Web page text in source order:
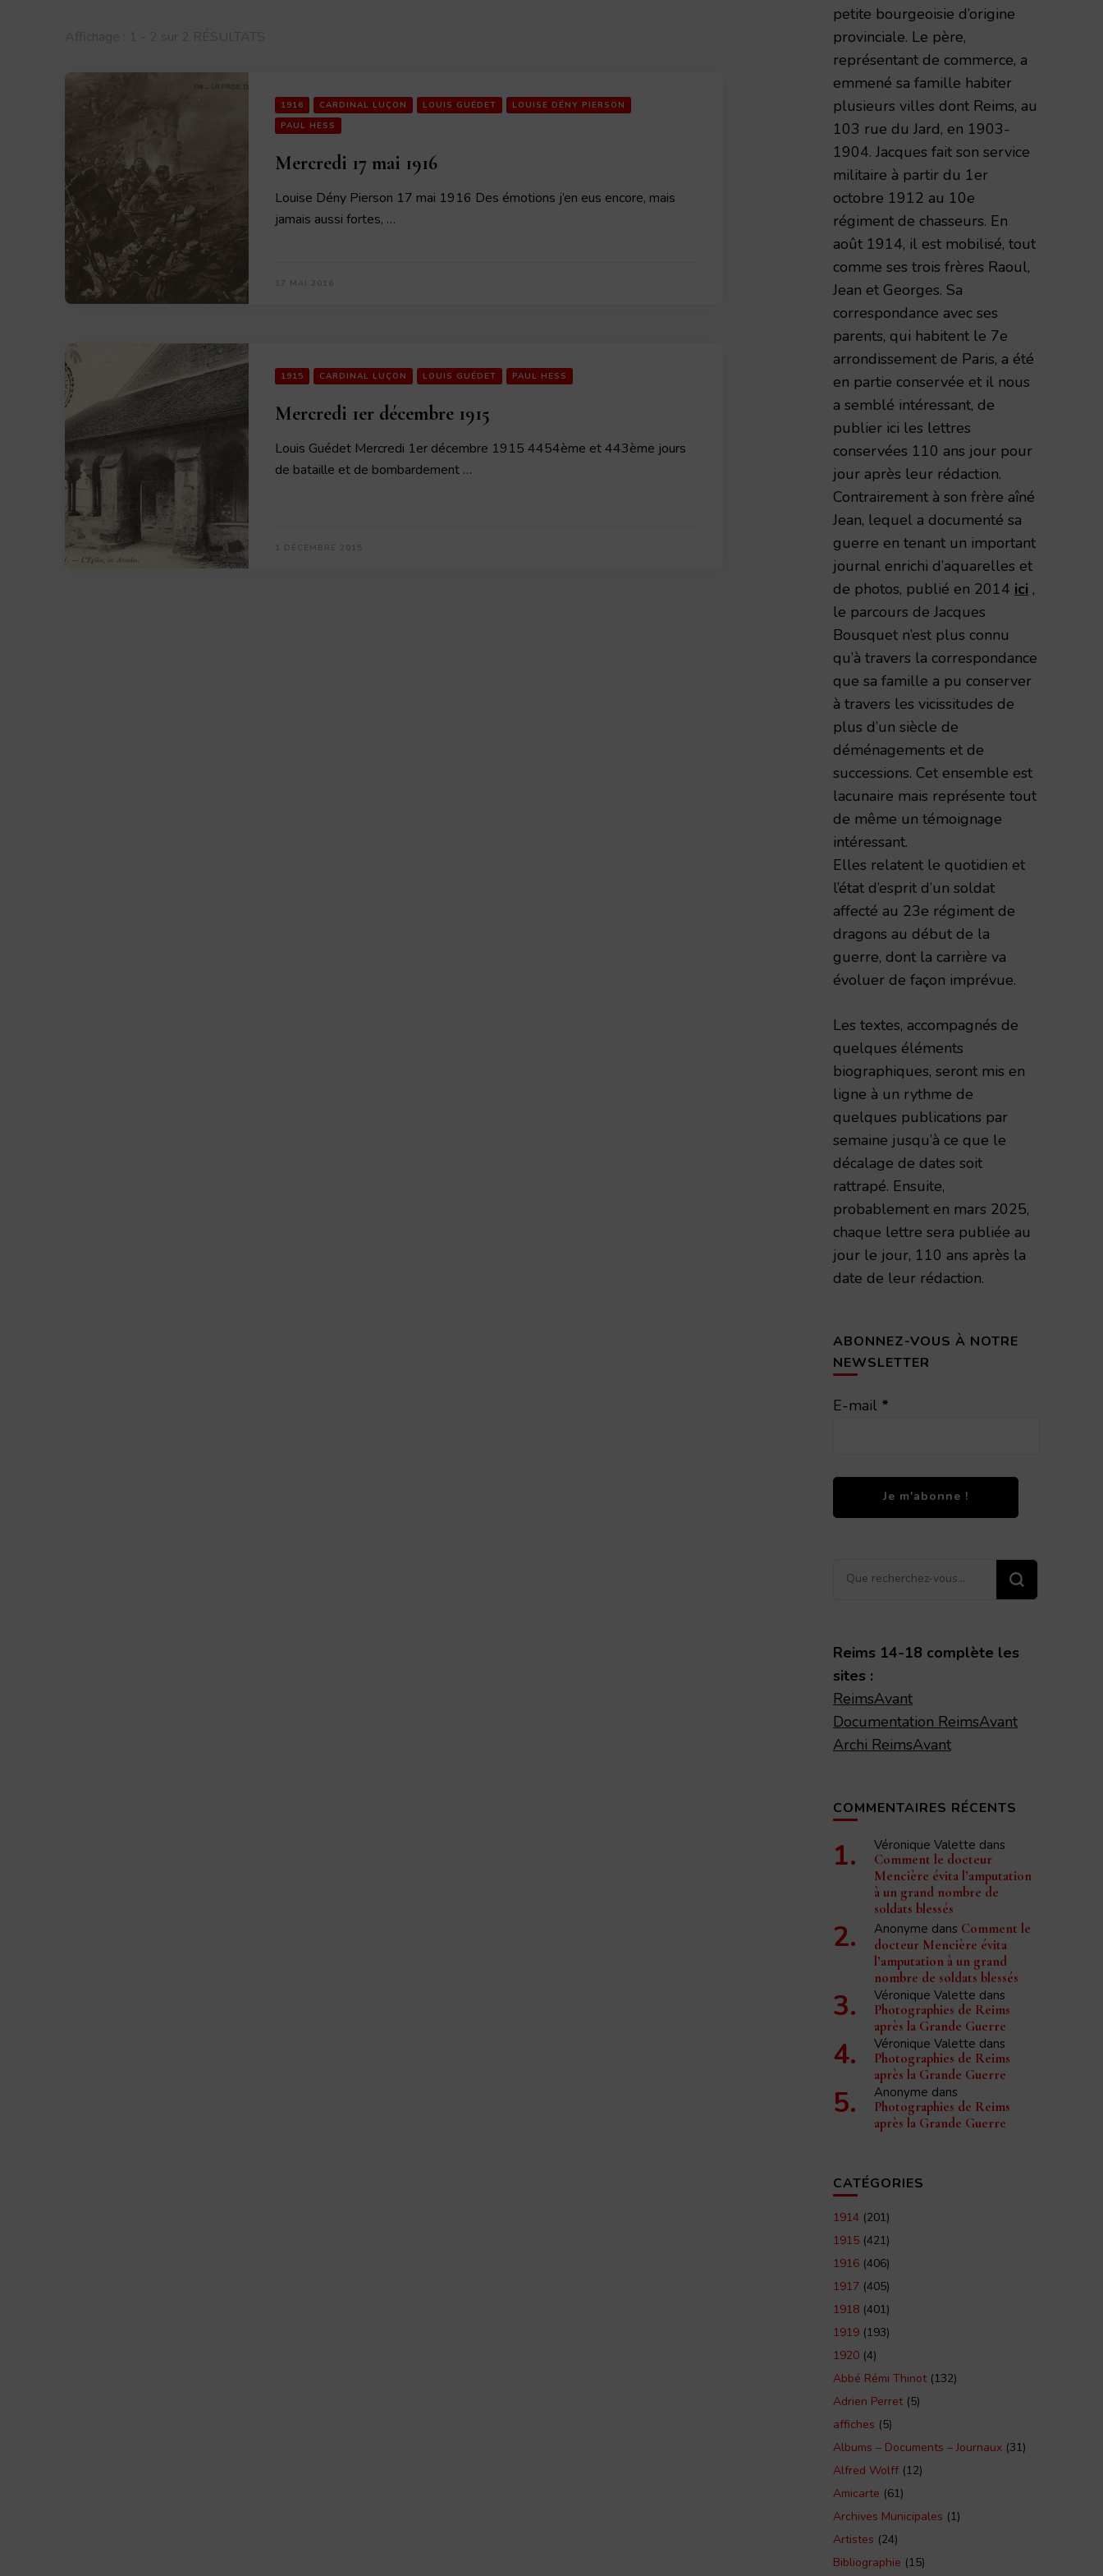
1916 CARDINAL LUÇON LOUIS GUÉDET
LOUISE DÉNY PIERSON
PAUL HESS
Mercredi 17 mai 1916
Louise Dény Pierson 17 mai 1916 Des émotions j’en eus encore, mais
jamais aussi fortes, …
1915 CARDINAL LUÇON LOUIS GUÉDET PAUL HESS
Mercredi 1er décembre 1915
Louis Guédet Mercredi 1er décembre 1915 4454ème et 443ème jours
de bataille et de bombardement …
petite bourgeoisie d’origine
provinciale. Le père,
représentant de commerce, a
emmené sa famille habiter
plusieurs villes dont Reims, au
103 rue du Jard, en 1903-
1904. Jacques fait son service
militaire à partir du 1er
octobre 1912 au 10e
régiment de chasseurs. En
août 1914, il est mobilisé, tout
comme ses trois frères Raoul,
Jean et Georges. Sa
correspondance avec ses
parents, qui habitent le 7e
arrondissement de Paris, a été
en partie conservée et il nous
a semblé intéressant, de
publier ici les lettres
conservées 110 ans jour pour
jour après leur rédaction.
Contrairement à son frère aîné
Jean, lequel a documenté sa
guerre en tenant un important
journal enrichi d’aquarelles et
de photos, publié en 2014 ici ,
le parcours de Jacques
Bousquet n’est plus connu
qu’à travers la correspondance
que sa famille a pu conserver
à travers les vicissitudes de
plus d’un siècle de
déménagements et de
successions. Cet ensemble est
lacunaire mais représente tout
de même un témoignage
intéressant.
Elles relatent le quotidien et
l’état d’esprit d’un soldat
affecté au 23e régiment de
dragons au début de la
guerre, dont la carrière va
évoluer de façon imprévue.
Les textes, accompagnés de
quelques éléments
biographiques, seront mis en
ligne à un rythme de
quelques publications par
semaine jusqu’à ce que le
décalage de dates soit
rattrapé. Ensuite,
probablement en mars 2025,
chaque lettre sera publiée au
jour le jour, 110 ans après la
date de leur rédaction.
ABONNEZ-VOUS À NOTRE
NEWSLETTER
E-mail *
Vous
Reims 14-18 complète les
sites :
ReimsAvant
Documentation ReimsAvant
Archi ReimsAvant
COMMENTAIRES RÉCENTS
Véronique Valette dans
Comment le docteur
Mencière évita l’amputation
à un grand nombre de
soldats blessés
Anonyme dans Comment le
docteur Mencière évita
l’amputation à un grand
nombre de soldats blessés
Véronique Valette dans
Photographies de Reims
après la Grande Guerre
Véronique Valette dans
Photographies de Reims
après la Grande Guerre
Anonyme dans
Photographies de Reims
après la Grande Guerre
CATÉGORIES
1914 (201)
1915 (421)
1916 (406)
1917 (405)
1918 (401)
1919 (193)
1920 (4)
Abbé Rémi Thinot(132)
Adrien Perret(5)
affiches (5)
Albums – Documents – Journaux (31)
Alfred Wolff (12)
Amicarte (61)
Archives Municipales (1)
Artistes (24)
Bibliographie (15)